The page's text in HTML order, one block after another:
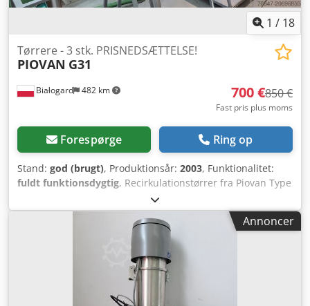
1 / 18
Białogard 482 km
Tørrere - 3 stk. PRISNEDSÆTTELSE!
PIOVAN G31
700 €850 €
Fast pris plus moms
Forespørge Ring op
Stand: god (brugt), Produktionsår: 2003, Funktionalitet:
fuldt funktionsdygtig, Recirkulationstørrer fra Piovan Type
G31 Dcedpfsx Dx E Dox Ab Rsk Varmeeffekt 1,6 kW
Materialtragte fra Piovan Type T30IX Indhold 30 l
PRISREDUKTION FRA 850 TIL 700 EUR PR. STK.!!! Annoncer